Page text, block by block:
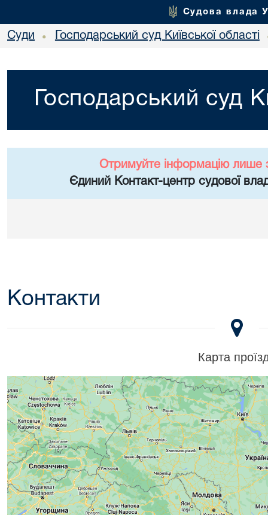
Судова влада
Суди • Господарський суд Київської області
Господарський суд
Отримуйте інформацію лише
Єдиний Контакт-центр судової
Контакти
Карта